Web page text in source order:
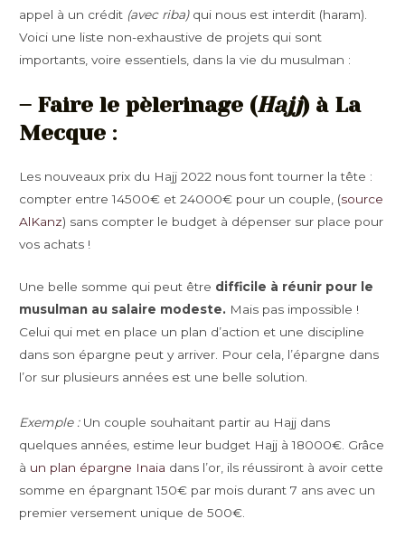
appel à un crédit (avec riba)qui nous est interdit (haram).
Voici une liste non-exhaustive de projets qui sont
importants, voire essentiels, dans la vie du musulman :
– Faire le pèlerinage (Hajj) à La
Mecque :
Les nouveaux prix du Hajj 2022 nous font tourner la tête :
compter entre 14500€ et 24000€ pour un couple, (source
AlKanz) sans compter le budget à dépenser sur place pour
vos achats !
Une belle somme qui peut être difficile à réunir pour le
musulman au salaire modeste. Mais pas impossible !
Celui qui met en place un plan d’action et une discipline
dans son épargne peut y arriver. Pour cela, l’épargne dans
l’or sur plusieurs années est une belle solution.
Exemple : Un couple souhaitant partir au Hajj dans
quelques années, estime leur budget Hajj à 18000€. Grâce
à un plan épargne Inaia dans l’or, ils réussiront à avoir cette
somme en épargnant 150€ par mois durant 7 ans avec un
premier versement unique de 500€.